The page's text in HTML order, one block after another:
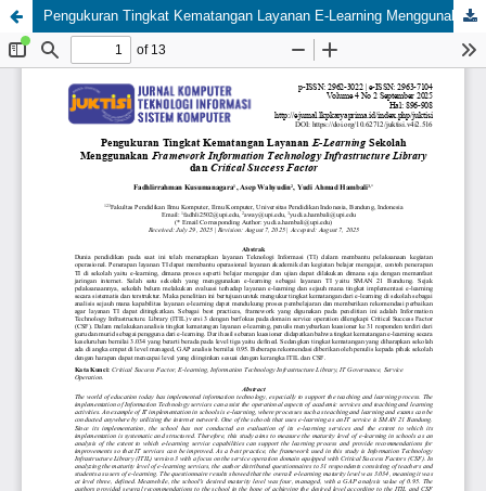
Pengukuran Tingkat Kematangan Layanan E-Learning Menggunakan Framework Information Technology Infrastructure Library dan Critical Success Factor